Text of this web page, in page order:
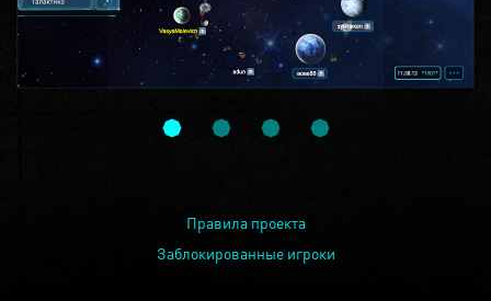
Правила проекта
Заблокированные игроки